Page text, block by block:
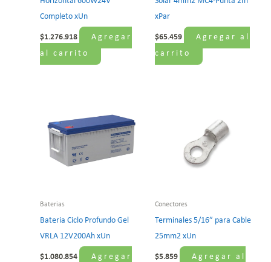
Completo xUn
$1.276.918
Agregar
al carrito
xPar
$65.459
Agregar al
carrito
Baterias
Bateria Ciclo Profundo Gel
VRLA 12V200Ah xUn
$1.080.854
Agregar
Conectores
Terminales 5/16″ para Cable
25mm2 xUn
$5.859
Agregar al